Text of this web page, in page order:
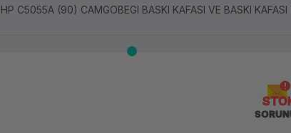
HP C5055A (90) CAMGOBEGI BASKI KAFASI VE BASKI KAFASI